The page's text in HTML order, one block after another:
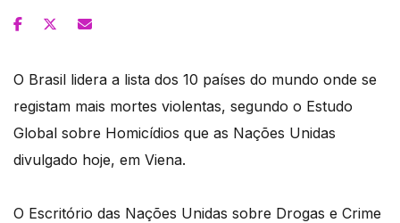
O Brasil lidera a lista dos 10 países do mundo onde se
registam mais mortes violentas, segundo o Estudo
Global sobre Homicídios que as Nações Unidas
divulgado hoje, em Viena.
O Escritório das Nações Unidas sobre Drogas e Crime